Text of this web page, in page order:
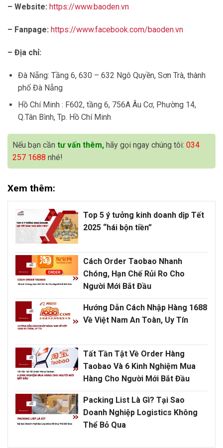
– Website: https://www.baoden.vn
– Fanpage: https://www.facebook.com/baoden.vn
– Địa chỉ:
Đà Nẵng: Tầng 6, 630 – 632 Ngô Quyền, Sơn Trà, thành
phố Đà Nẵng
Hồ Chí Minh : F602, tầng 6, 756A Âu Cơ, Phường 14,
Q.Tân Bình, Tp. Hồ Chí Minh
Nếu bạn cần tư vấn thêm, hãy gọi ngay chúng tôi: 034
257 1688 nhé!
Xem thêm:
Top 5 ý tưởng kinh doanh dịp Tết
2025 “hái bộn tiền”
Cách Order Taobao Nhanh
Chóng, Hạn Chế Rủi Ro Cho
Người Mới Bắt Đầu
Hướng Dẫn Cách Nhập Hàng 1688
Về Việt Nam An Toàn, Uy Tín
Tất Tần Tật Về Order Hàng
Taobao Và 6 Kinh Nghiệm Mua
Hàng Cho Người Mới Bắt Đầu
Packing List Là Gì? Tại Sao
Doanh Nghiệp Logistics Không
Thể Bỏ Qua